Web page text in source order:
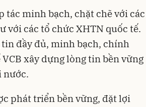
tác minh bạch, chặt chẽ với các
với các tổ chức XHTN quốc tế.
đầy đủ, minh bạch, chính
xây dựng lòng tin bền vững
nước.
phát triển bền vững, đặt lợi